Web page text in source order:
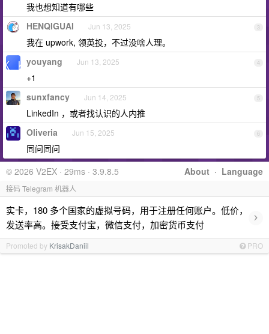
我也想知道有哪些
3
HENQIGUAI Jun 13, 2025
我在 upwork, 领英投，不过没啥人理。
4
youyang Jun 13, 2025
+1
5
sunxfancy Jun 14, 2025
LinkedIn ，或者找认识的人内推
6
Oliveria Jun 15, 2025
同问同问
About · Language
© 2026 V2EX · 29ms · 3.9.8.5
接码 Telegram 机器人
实卡，180 多个国家的虚拟号码，用于注册任何账户。低价，
发送率高。接受支付宝，微信支付，加密货币支付
›
Promoted by KrisakDaniil PRO